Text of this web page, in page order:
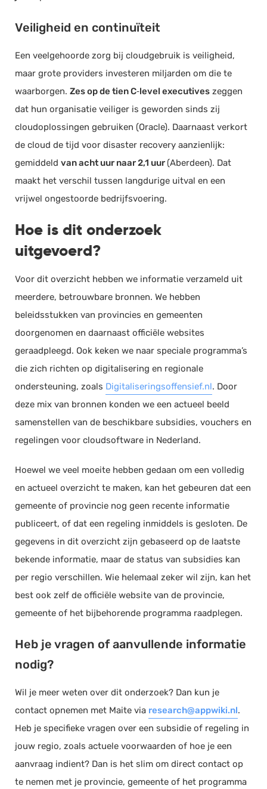
Veiligheid en continuïteit
Een veelgehoorde zorg bij cloudgebruik is veiligheid,
maar grote providers investeren miljarden om die te
waarborgen. Zes op de tien C‑level executives zeggen
dat hun organisatie veiliger is geworden sinds zij
cloudoplossingen gebruiken (Oracle). Daarnaast verkort
de cloud de tijd voor disaster recovery aanzienlijk:
gemiddeld van acht uur naar 2,1 uur(Aberdeen). Dat
maakt het verschil tussen langdurige uitval en een
vrijwel ongestoorde bedrijfsvoering.
Hoe is dit onderzoek
uitgevoerd?
Voor dit overzicht hebben we informatie verzameld uit
meerdere, betrouwbare bronnen. We hebben
beleidsstukken van provincies en gemeenten
doorgenomen en daarnaast officiële websites
geraadpleegd. Ook keken we naar speciale programma’s
die zich richten op digitalisering en regionale
ondersteuning, zoals Digitaliseringsoffensief.nl. Door
deze mix van bronnen konden we een actueel beeld
samenstellen van de beschikbare subsidies, vouchers en
regelingen voor cloudsoftware in Nederland.
Hoewel we veel moeite hebben gedaan om een volledig
en actueel overzicht te maken, kan het gebeuren dat een
gemeente of provincie nog geen recente informatie
publiceert, of dat een regeling inmiddels is gesloten. De
gegevens in dit overzicht zijn gebaseerd op de laatste
bekende informatie, maar de status van subsidies kan
per regio verschillen. Wie helemaal zeker wil zijn, kan het
best ook zelf de officiële website van de provincie,
gemeente of het bijbehorende programma raadplegen.
Heb je vragen of aanvullende informatie
nodig?
Wil je meer weten over dit onderzoek? Dan kun je
contact opnemen met Maite via research@appwiki.nl.
Heb je specifieke vragen over een subsidie of regeling in
jouw regio, zoals actuele voorwaarden of hoe je een
aanvraag indient? Dan is het slim om direct contact op
te nemen met je provincie, gemeente of het programma